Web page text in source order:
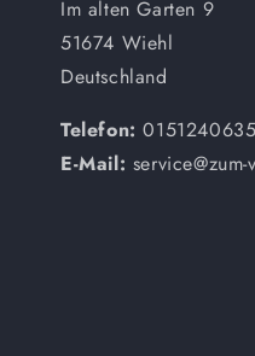
Im alten Garten 9
51674 Wiehl
Deutschland
Telefon:
E-Mail: